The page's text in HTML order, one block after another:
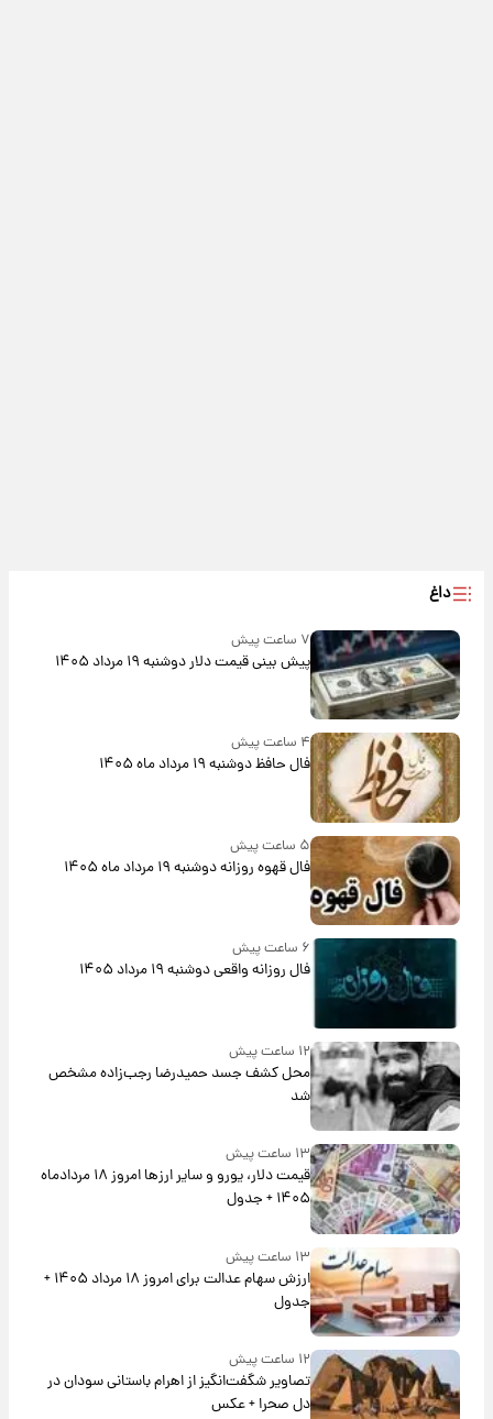
داغ
۷ ساعت پیش
پیش‌ بینی قیمت دلار دوشنبه ۱۹ مرداد ۱۴۰۵
۴ ساعت پیش
فال حافظ دوشنبه ۱۹ مرداد ماه ۱۴۰۵
۵ ساعت پیش
فال قهوه روزانه دوشنبه ۱۹ مرداد ماه ۱۴۰۵
فال روزانه واقعی دوشنبه ۱۹ مرداد ۱۴۰۵
۱۲ ساعت پیش
محل کشف جسد حمیدرضا رجب‌زاده مشخص
شد
۱۳ ساعت پیش
قیمت دلار، یورو و سایر ارزها امروز ۱۸ مردادماه
۱۴۰۵ + جدول
۱۳ ساعت پیش
ارزش سهام عدالت برای امروز ۱۸ مرداد ۱۴۰۵ +
جدول
۱۲ ساعت پیش
تصاویر شگفت‌انگیز از اهرام باستانی سودان در
دل صحرا + عکس